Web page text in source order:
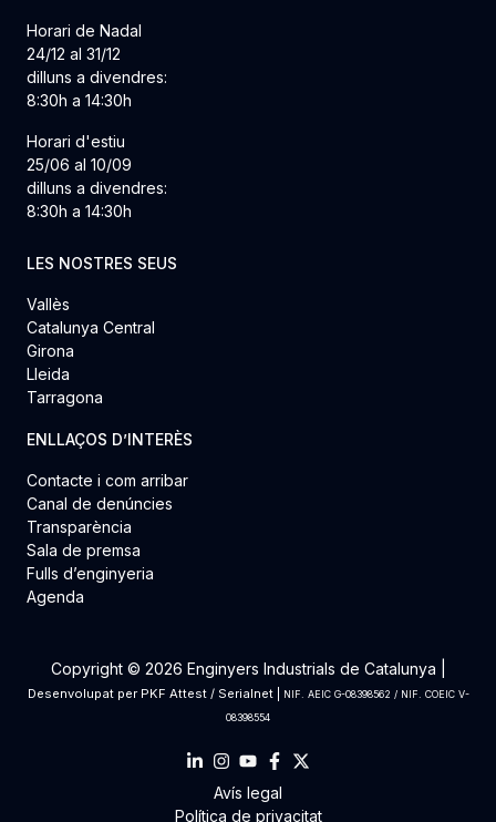
Horari de Nadal
24/12 al 31/12
dilluns a divendres:
8:30h a 14:30h
Horari d'estiu
25/06 al 10/09
dilluns a divendres:
8:30h a 14:30h
LES NOSTRES SEUS
Vallès
Catalunya Central
Girona
Lleida
Tarragona
ENLLAÇOS D’INTERÈS
Contacte i com arribar
Canal de denúncies
Transparència
Sala de premsa
Fulls d’enginyeria
Agenda
Copyright © 2026 Enginyers Industrials de Catalunya |
Desenvolupat per PKF Attest/ Serialnet|
NIF. AEIC G-08398562 / NIF. COEIC V-
08398554
Avís legal
Política de privacitat